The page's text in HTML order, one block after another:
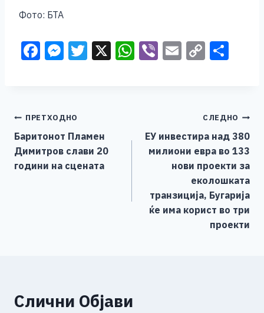
Фото: БТА
F
b
o
o
M
n
g
er
T X W
A
Vi E C
Li
n
k
Навигација
на
напис
ПРЕТХОДНО
Баритонот Пламен
Димитров слави 20
години на сцената
СЛЕДНО
ЕУ инвестира над 380
милиони евра во 133
нови проекти за
еколошката
транзиција, Бугарија
ќе има корист во три
проекти
Слични Објави